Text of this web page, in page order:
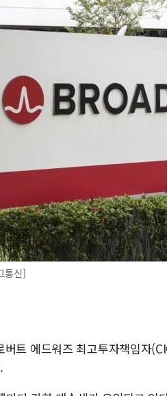
통신]
버트 에드워즈 최고투자책임자